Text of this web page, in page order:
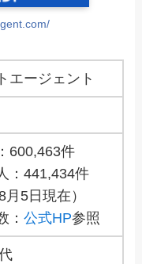
エージェント
600,463件
：441,434件
月5日現在）
：公式HP参照